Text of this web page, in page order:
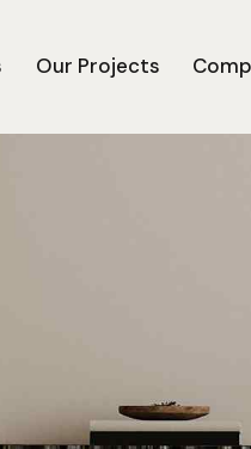
Our Projects